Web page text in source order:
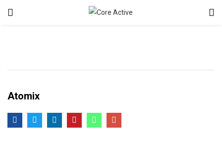
Atomix